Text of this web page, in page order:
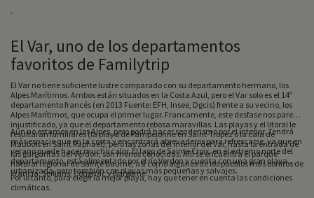
.
El Var, uno de los departamentos
favoritos de Familytrip
El Var no tiene suficiente lustre comparado con su departamento hermano, los
Alpes Marítimos. Ambos están situados en la Costa Azul, pero el Var solo es el 14º
departamento francés (en 2013 Fuente: EFH, Insee, Dgcis) frente a su vecino, los
Alpes Marítimos, que ocupa el primer lugar. Francamente, este desfase nos parece
injustificado, ya que el departamento rebosa maravillas. Las playas y el litoral le
resultarán familiares (la playa de Pampelonne en Saint-Tropez o la cala de
Maubois en Saint Raphaël), pero las zonas del interior del Var, hasta la entrada de
las gargantas del Verdon, son menos conocidas. Allí se encuentra el parque
natural regional de Sainte Baume, así como algunos de los pueblos más bonitos de
Francia: Seillans, Cotignac y Bargème.
Aún no estamos en los Alpes, pero podrá hacer senderismo por el interior. Tendrá
más espacio que en la costa y encontrará abrevaderos para refrescarse, ya que en
verano puede hacer mucho calor. El lago de Sainte Croix, en el extremo norte del
departamento, está alimentado por el río Verdon y cuenta con una gran playa
urbanizada, pero también con playas más pequeñas y salvajes.
Por lo tanto, para elegir la mejor playa, hay que tener en cuenta las condiciones
climáticas.